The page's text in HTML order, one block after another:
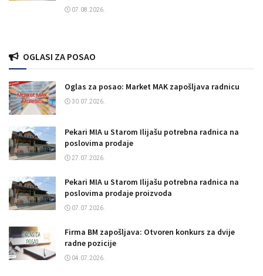
07.08.2026.
OGLASI ZA POSAO
Oglas za posao: Market MAK zapošljava radnicu
30.07.2026.
Pekari MIA u Starom Ilijašu potrebna radnica na
poslovima prodaje
27.07.2026.
Pekari MIA u Starom Ilijašu potrebna radnica na
poslovima prodaje proizvoda
07.07.2026.
Firma BM zapošljava: Otvoren konkurs za dvije
radne pozicije
04.07.2026.